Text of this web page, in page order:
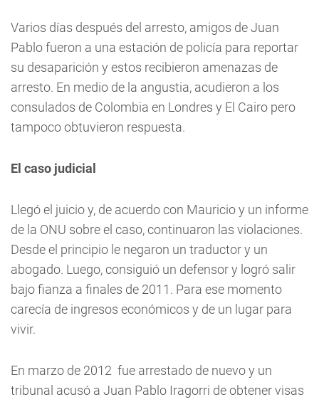
Varios días después del arresto, amigos de Juan
Pablo fueron a una estación de policía para reportar
su desaparición y estos recibieron amenazas de
arresto. En medio de la angustia, acudieron a los
consulados de Colombia en Londres y El Cairo pero
tampoco obtuvieron respuesta.
El caso judicial
Llegó el juicio y, de acuerdo con Mauricio y un informe
de la ONU sobre el caso, continuaron las violaciones.
Desde el principio le negaron un traductor y un
abogado. Luego, consiguió un defensor y logró salir
bajo fianza a finales de 2011. Para ese momento
carecía de ingresos económicos y de un lugar para
vivir.
En marzo de 2012 fue arrestado de nuevo y un
tribunal acusó a Juan Pablo Iragorri de obtener visas